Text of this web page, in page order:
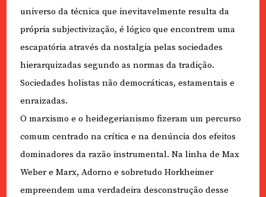
universo da técnica que inevitavelmente resulta da
própria subjectivização, é lógico que encontrem uma
escapatória através da nostalgia pelas sociedades
hierarquizadas segundo as normas da tradição.
Sociedades holistas não democráticas, estamentais e
enraizadas.
O marxismo e o heidegerianismo fizeram um percurso
comum centrado na crítica e na denúncia dos efeitos
dominadores da razão instrumental. Na linha de Max
Weber e Marx, Adorno e sobretudo Horkheimer
empreendem uma verdadeira desconstrução desse